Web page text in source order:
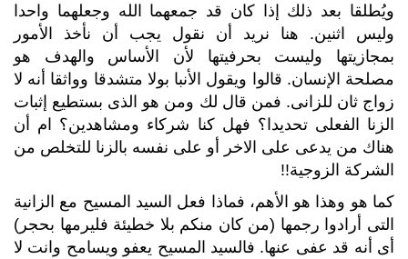
ويُطلقا بعد ذلك إذا كان قد جمعهما الله وجعلهما واحدا
وليس اثنين. هنا نريد أن نقول يجب أن نأخذ الأمور
بمجازيتها وليست بحرفيتها لأن الأساس والهدف هو
مصلحة الإنسان. قالوا ويقول الأنبا بولا متشدقا وواثقا أنه لا
زواج ثان للزانى. فمن قال لك ومن هو الذى بستطيع إثبات
الزنا الفعلى تحديدا؟ فهل كنا شركاء ومشاهدين؟ ام أن
هناك من يدعى على الاخر أو على نفسه بالزنا للتخلص من
الشركة الزوجية!!
كما هو وهذا هو الأهم، فماذا فعل السيد المسيح مع الزانية
التى أرادوا رجمها (من كان منكم بلا خطيئة فليرمها بحجر)
أى أنه قد عفى عنها. فالسيد المسيح يعفو ويسامح وانت لا